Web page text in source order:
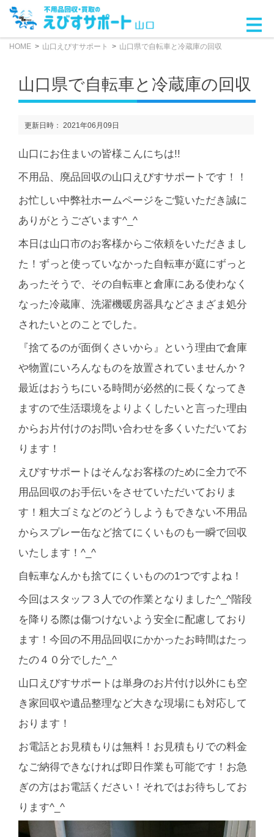
HOME 山口えびすサポート 山口県で自転車と冷蔵庫の回収
山口県で自転車と冷蔵庫の回収
更新日時： 2021年06月09日
山口にお住まいの皆様こんにちは!!
不用品、廃品回収の山口えびすサポートです！！
お忙しい中弊社ホームページをご覧いただき誠に
ありがとうございます^_^
本日は山口市のお客様からご依頼をいただきまし
た！ずっと使っていなかった自転車が庭にずっと
あったそうで、その自転車と倉庫にある使わなく
なった冷蔵庫、洗濯機暖房器具などさまざま処分
されたいとのことでした。
『捨てるのが面倒くさいから』という理由で倉庫
や物置にいろんなものを放置されていませんか？
最近はおうちにいる時間が必然的に長くなってき
ますので生活環境をよりよくしたいと言った理由
からお片付けのお問い合わせを多くいただいてお
ります！
えびすサポートはそんなお客様のために全力で不
用品回収のお手伝いをさせていただいておりま
す！粗大ゴミなどのどうしようもできない不用品
からスプレー缶など捨てにくいものも一瞬で回収
いたします！^_^
自転車なんかも捨てにくいものの1つですよね！
今回はスタッフ３人での作業となりました^_^階段
を降りる際は傷つけないよう安全に配慮しており
ます！今回の不用品回収にかかったお時間はたっ
たの４０分でした^_^
山口えびすサポートは単身のお片付け以外にも空
き家回収や遺品整理など大きな現場にも対応して
おります！
お電話とお見積もりは無料！お見積もりでの料金
なご納得できなければ即日作業も可能です！お急
ぎの方はお電話ください！それではお待ちしてお
ります^_^